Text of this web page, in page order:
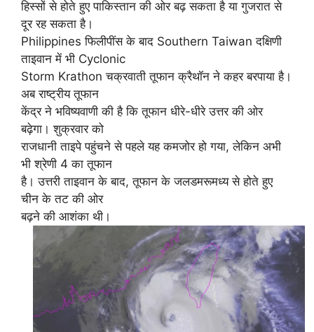
हिस्सों से होते हुए पाकिस्तान की ओर बढ़ सकता है या गुजरात से
दूर रह सकता है।
Philippines फिलीपींस के बाद Southern Taiwan दक्षिणी
ताइवान में भी Cyclonic
Storm Krathon चक्रवाती तूफान क्रैथॉन ने कहर बरपाया है।
अब राष्ट्रीय तूफान
केंद्र ने भविष्यवाणी की है कि तूफान धीरे-धीरे उत्तर की ओर
बढ़ेगा। शुक्रवार को
राजधानी ताइपे पहुंचने से पहले यह कमजोर हो गया, लेकिन अभी
भी श्रेणी 4 का तूफान
है। उत्तरी ताइवान के बाद, तूफान के जलडमरूमध्य से होते हुए
चीन के तट की ओर
बढ़ने की आशंका थी।